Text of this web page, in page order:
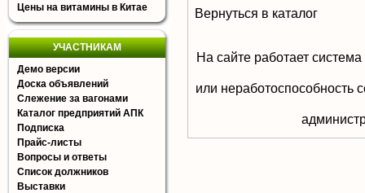
Цены на витамины в Китае
УЧАСТНИКАМ
Демо версии
Доска объявлений
Слежение за вагонами
Каталог предприятий АПК
Подписка
Прайс-листы
Вопросы и ответы
Список должников
Выставки
Вернуться в каталог
На сайте работает
или неработоспособность